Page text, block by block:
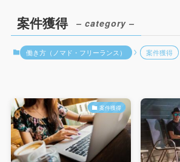
案件獲得 – category –
働き方（ノマド・フリーランス） 案件獲得
案件獲得